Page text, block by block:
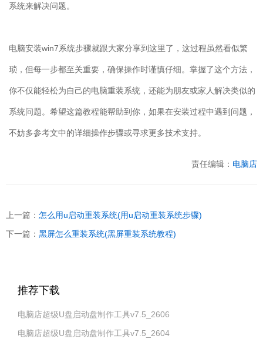
系统来解决问题。
电脑安装win7系统步骤就跟大家分享到这里了，这过程虽然看似繁
琐，但每一步都至关重要，确保操作时谨慎仔细。掌握了这个方法，
你不仅能轻松为自己的电脑重装系统，还能为朋友或家人解决类似的
系统问题。希望这篇教程能帮助到你，如果在安装过程中遇到问题，
不妨多参考文中的详细操作步骤或寻求更多技术支持。
责任编辑： 电脑店
上一篇： 怎么用u启动重装系统(用u启动重装系统步骤)
下一篇： 黑屏怎么重装系统(黑屏重装系统教程)
推荐下载
电脑店超级U盘启动盘制作工具v7.5_2606
电脑店超级U盘启动盘制作工具v7.5_2604